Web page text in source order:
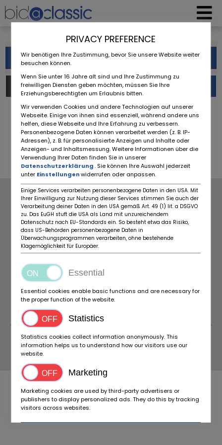
Filter
Auctions (0) Advertisements (740)
‹ 1 2 ... 67 68 69 70 71
72 73 74 ›
COMPANY
CONDITIONS
DATA PROTECTION
IMPRINT
COOKIES SETTINGS
ABOUT US
NEW
FAQ
ABOUT BIDACLASSIC
CONTACT
SUBSCRIBE TO THE NEWSLETTER NOW
PRIVACY PREFERENCE
Wir benötigen Ihre Zustimmung, bevor Sie unsere Website weiter
besuchen können.
Wenn Sie unter 16 Jahre alt sind und Ihre Zustimmung zu
freiwilligen Diensten geben möchten, müssen Sie Ihre
Erziehungsberechtigten um Erlaubnis bitten.
Wir verwenden Cookies und andere Technologien auf unserer
Webseite. Einige von ihnen sind essenziell, während andere uns
helfen, diese Webseite und Ihre Erfahrung zu verbessern.
Personenbezogene Daten können verarbeitet werden (z. B. IP-
Adressen), z. B. für personalisierte Anzeigen und Inhalte oder
Anzeigen- und Inhaltsmessung. Weitere Informationen über die
Verwendung Ihrer Daten finden Sie in unserer
Datenschutzerklärung. Sie können Ihre Auswahl jederzeit
unter Einstellungenwiderrufen oder anpassen.
Einige Services verarbeiten personenbezogene Daten in den USA. Mit
Ihrer Einwilligung zur Nutzung dieser Services stimmen Sie auch der
Verarbeitung deiner Daten in den USA gemäß Art. 49 (1) lit. a DSGVO
zu. Das EuGH stuft die USA als Land mit unzureichendem
Datenschutz nach EU-Standards ein. So besteht etwa das Risiko,
dass US-Behörden personenbezogene Daten in
Überwachungsprogrammen verarbeiten, ohne bestehende
Klagemöglichkeit für Europäer.
Essential
Essential cookies enable basic functions and are necessary for
the proper function of the website.
Statistics
Statistics cookies collect information anonymously. This
information helps us to understand how our visitors use our
website.
Marketing
Marketing cookies are used by third-party advertisers or
publishers to display personalized ads. They do this by tracking
visitors across websites.